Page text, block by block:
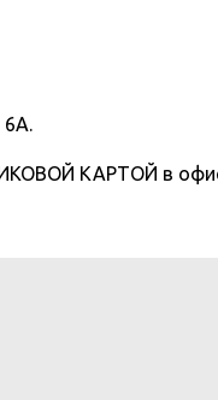
6А.
КАРТОЙ в